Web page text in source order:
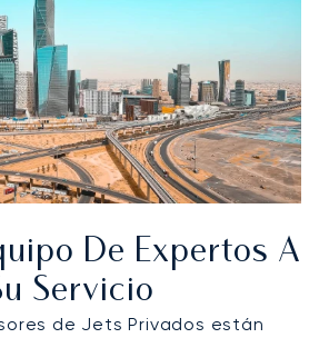
De Expertos A
Servicio
de Jets Privados están